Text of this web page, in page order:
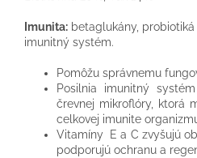
Imunita: betaglukány,
imunitný systém.
Pomôžu správnemu
Posilnia imunitný
črevnej mikroflóry, ktorá
celkovej imunite
Vitamíny E a C zvyšujú
podporujú ochranu a